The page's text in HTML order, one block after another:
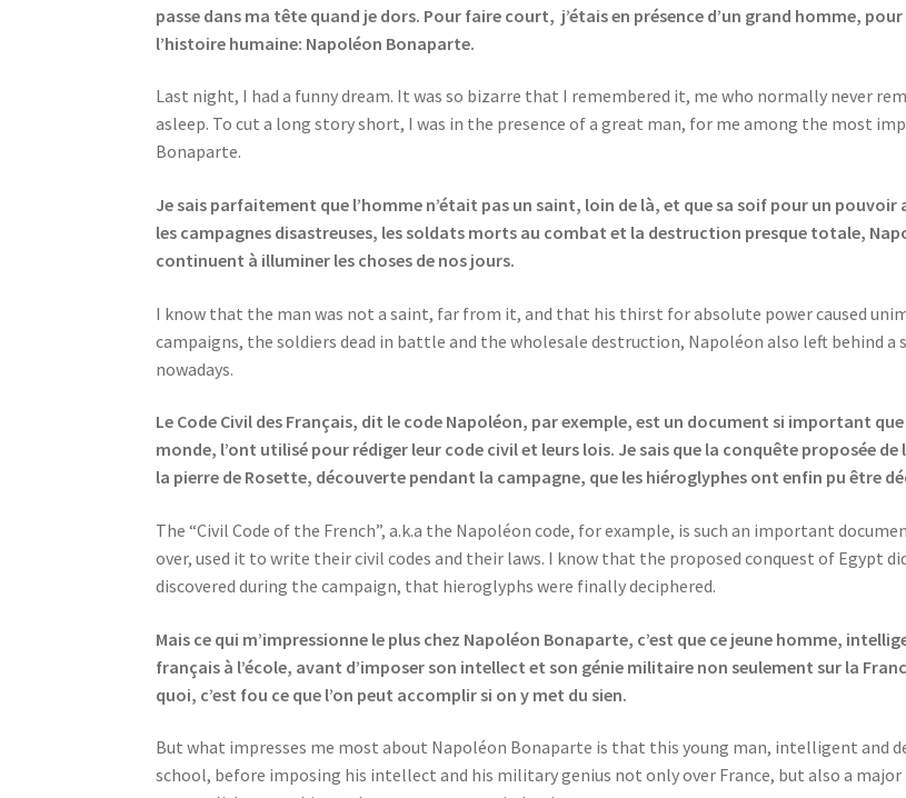
passe dans ma tête quand je dors. Pour faire court, j’étais en présence d’un grand homme,
l’histoire humaine: Napoléon Bonaparte.
Last night, I had a funny dream. It was so bizarre that I remembered it, me who normally never
asleep. To cut a long story short, I was in the presence of a great man, for me among the most
Bonaparte.
Je sais parfaitement que l’homme n’était pas un saint, loin de là, et que sa soif pour un
les campagnes disastreuses, les soldats morts au combat et la destruction presque totale,
continuent à illuminer les choses de nos jours.
I know that the man was not a saint, far from it, and that his thirst for absolute power caused
campaigns, the soldiers dead in battle and the wholesale destruction, Napoléon also left behind
nowadays.
Le Code Civil des Français, dit le code Napoléon, par exemple, est un document si important
monde, l’ont utilisé pour rédiger leur code civil et leurs lois. Je sais que la conquête proposée de
la pierre de Rosette, découverte pendant la campagne, que les hiéroglyphes ont enfin pu être
The “Civil Code of the French”, a.k.a the Napoléon code, for example, is such an important
over, used it to write their civil codes and their laws. I know that the proposed conquest of Egypt
discovered during the campaign, that hieroglyphs were finally deciphered.
Mais ce qui m’impressionne le plus chez Napoléon Bonaparte, c’est que ce jeune homme,
français à l’école, avant d’imposer son intellect et son génie militaire non seulement sur la
quoi, c’est fou ce que l’on peut accomplir si on y met du sien.
But what impresses me most about Napoléon Bonaparte is that this young man, intelligent and
school, before imposing his intellect and his military genius not only over France, but also a